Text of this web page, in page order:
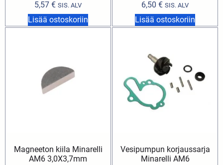
5,57 € SIS. ALV
Lisää ostoskoriin
6,50 € SIS. ALV
Lisää ostoskoriin
Magneeton kiila Minarelli
AM6 3,0X3,7mm
Vesipumpun korjaussarja
Minarelli AM6